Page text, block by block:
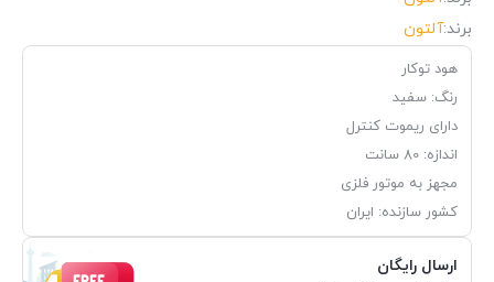
برند:آلتون
هود توکار
رنگ: سفید
دارای ریموت کنترل
اندازه: 80 سانت
مجهز به موتور فلزی
کشور سازنده: ایران
ارسال رایگان